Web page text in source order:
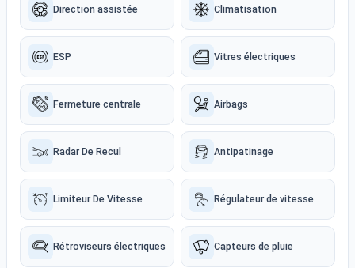
Direction assistée Climatisation
ESP Vitres électriques
Fermeture centrale Airbags
Radar De Recul Antipatinage
Limiteur De Vitesse Régulateur de vitesse
Rétroviseurs électriques Capteurs de pluie